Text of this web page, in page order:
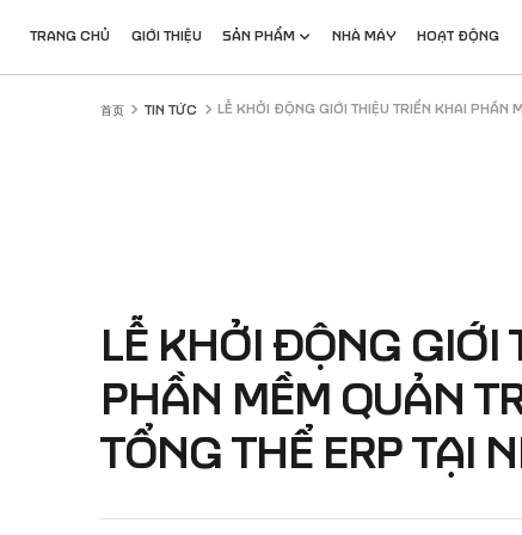
主
TRANG CHỦ GIỚI THIỆU SẢN PHẨM NHÀ MÁY HOẠT ĐỘNG
首页 TIN TỨC LỄ KHỞI ĐỘNG GIỚI THIỆU TRIỂN KHAI PHẦN
LỄ KHỞI ĐỘNG GIỚI
PHẦN MỀM QUẢN
TỔNG THỂ ERP TẠI